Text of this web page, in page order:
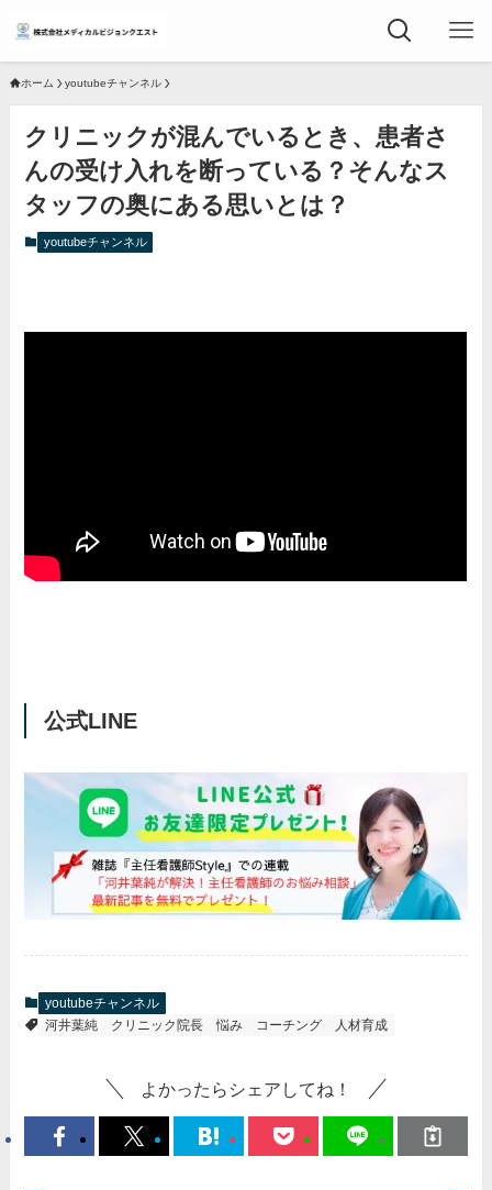
ホーム youtubeチャンネル
クリニックが混んでいるとき、患者さ
んの受け入れを断っている？そんなス
タッフの奥にある思いとは？
youtubeチャンネル
公式LINE
youtubeチャンネル
河井葉純
クリニック院長 悩み コーチング 人材育成
よかったらシェアしてね！